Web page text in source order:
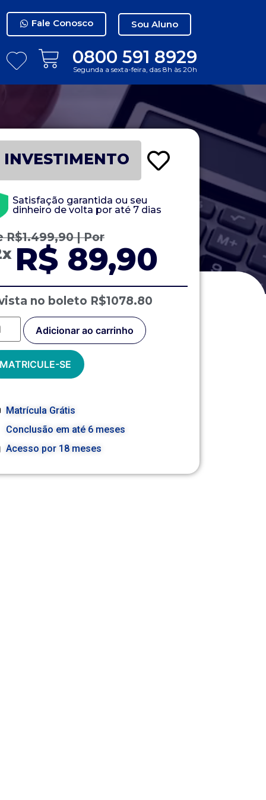
Fale Conosco Sou Aluno
0800 591 8929
Segunda a sexta-feira, das 8h às 20h
INVESTIMENTO
Satisfação garantida ou seu
dinheiro de volta por até 7 dias
R$1.499,90| Por
R$ 89,90
no boleto R$1078.80
Adicionar ao carrinho
MATRICULE-SE
Matrícula Grátis
Conclusão em até 6 meses
Acesso por 18 meses